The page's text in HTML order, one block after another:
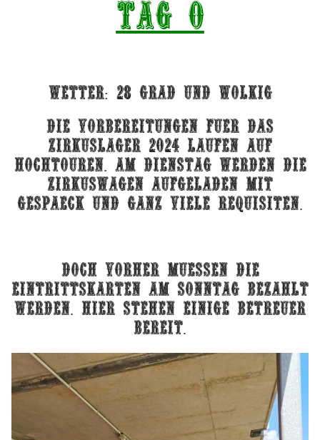
Tag 0
Wetter: 28 Grad und wolkig
Die Vorbereitungen fuer das
zirkuslager 2024 laufen auf
Hochtouren. am dienstag werden die
zirkuswagen aufgeladen mit
gespaeck und ganz viele requisiten.
DOCH vorher muessen die
eintrittskarten am sonntag bezahlt
werden. hier stehen einige betreuer
bereit.